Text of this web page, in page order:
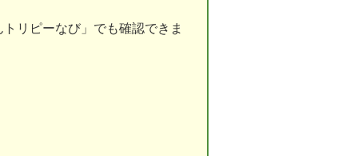
リピーなび」でも確認できま